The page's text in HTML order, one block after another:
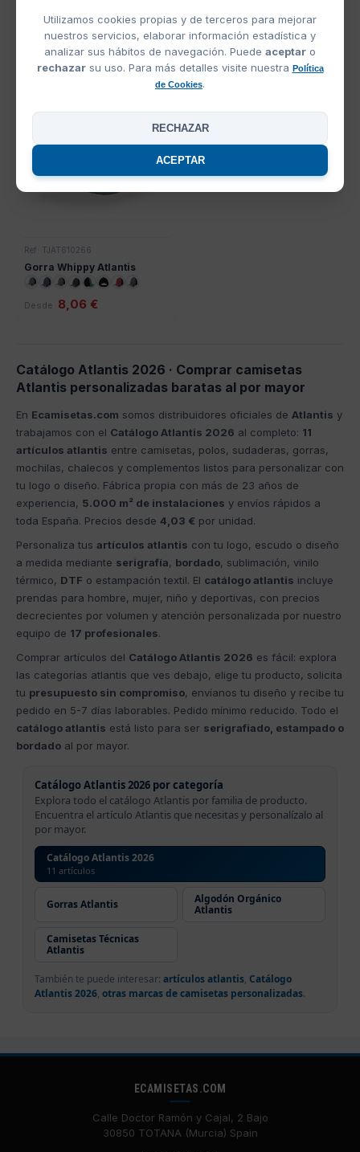
Utilizamos cookies propias y de terceros para mejorar
nuestros servicios, elaborar información estadística y
analizar sus hábitos de navegación. Puede aceptar o
rechazarsu uso. Para más detalles visite nuestra Política
de Cookies.
RECHAZAR
ACEPTAR
Atlantis
Desde6,98 €
Atlantis
Desde7,78 €
Ref: TJAT610266
Gorra Whippy Atlantis
Desde 8,06 €
Catálogo Atlantis 2026 · Comprar camisetas
Atlantis personalizadas baratas al por mayor
En Ecamisetas.com somos distribuidores oficiales de Atlantis y
trabajamos con el Catálogo Atlantis 2026 al completo: 11
artículos atlantis entre camisetas, polos, sudaderas, gorras,
mochilas, chalecos y complementos listos para personalizar con
tu logo o diseño. Fábrica propia con más de 23 años de
experiencia, 5.000 m² de instalaciones y envíos rápidos a
toda España. Precios desde 4,03 € por unidad.
Personaliza tus artículos atlantis con tu logo, escudo o diseño
a medida mediante serigrafía, bordado, sublimación, vinilo
térmico, DTF o estampación textil. El catálogo atlantis incluye
prendas para hombre, mujer, niño y deportivas, con precios
decrecientes por volumen y atención personalizada por nuestro
equipo de 17 profesionales.
Comprar artículos del Catálogo Atlantis 2026 es fácil: explora
las categorías atlantis que ves debajo, elige tu producto, solicita
tu presupuesto sin compromiso, envíanos tu diseño y recibe tu
pedido en 5-7 días laborables. Pedido mínimo reducido. Todo el
catálogo atlantis está listo para ser serigrafiado, estampado o
bordado al por mayor.
Catálogo Atlantis 2026 por categoría
Explora todo el catálogo Atlantis por familia de producto.
Encuentra el artículo Atlantis que necesitas y personalízalo al
por mayor.
Catálogo Atlantis 2026
11 artículos
Gorras Atlantis
Algodón Orgánico
Atlantis
Camisetas Técnicas
Atlantis
También te puede interesar: artículos atlantis, Catálogo
Atlantis 2026, otras marcas de camisetas personalizadas.
ECAMISETAS.COM
Calle Doctor Ramón y Cajal, 2 Bajo
30850 TOTANA (Murcia) Spain